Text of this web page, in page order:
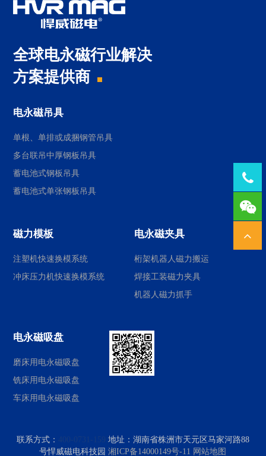
全球电永磁行业解决
方案提供商
电永磁吊具
单根、单排或成捆钢管吊具
多台联吊中厚钢板吊具
蓄电池式钢板吊具
蓄电池式单张钢板吊具
磁力模板
注塑机快速换模系统
冲床压力机快速换模系统
电永磁夹具
桁架机器人磁力搬运
焊接工装磁力夹具
机器人磁力抓手
电永磁吸盘
磨床用电永磁吸盘
铣床用电永磁吸盘
车床用电永磁吸盘
联系方式： 地址： 湖南省株洲市天元区马家河路88
号悍威磁电科技园湘ICP备14000149号-11 网站地图
Tel：